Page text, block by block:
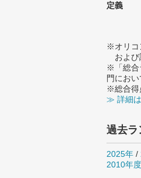
定義
※オリコ
および
※「総合
門にお
※総合得
≫ 詳細
過去ラ
2025年 /
2010年度